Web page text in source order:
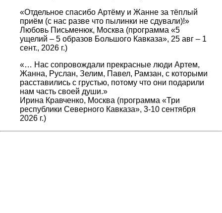
«Отдельное спасибо Артёму и Жанне за тёплый
приём (с нас разве что пылинки не сдували)!»
Любовь Письменюк, Москва (программа «5
ущелий – 5 образов Большого Кавказа», 25 авг – 1
сент., 2026 г.)
«… Нас сопровождали прекрасные люди Артем,
Жанна, Руслан, Зелим, Павел, Рамзан, с которыми
расставились с грустью, потому что они подарили
нам часть своей души.»
Ирина Кравченко, Москва (программа «Три
республики Северного Кавказа», 3-10 сентября
2026 г.)